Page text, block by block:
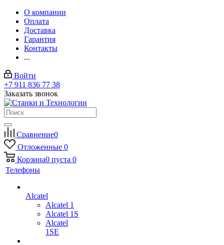
О компании
Оплата
Доставка
Гарантия
Контакты
...
Войти
+7 911 836 77 38
Заказать звонок
Сравнение0
Отложенные 0
Корзина0 пуста 0
Телефоны
Alcatel
Alcatel 1
Alcatel 1S
Alcatel
1SE